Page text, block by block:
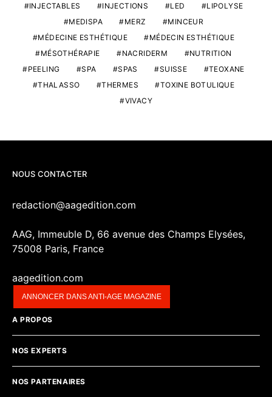
INJECTABLES
INJECTIONS LED
LIPOLYSE
MEDISPA
MERZ
MINCEUR
MÉDECINE ESTHÉTIQUE
MÉDECIN ESTHÉTIQUE
MÉSOTHÉRAPIE
NACRIDERM
NUTRITION
PEELING
SPA SPAS SUISSE
TEOXANE
THALASSO
THERMES
TOXINE BOTULIQUE
VIVACY
NOUS CONTACTER
redaction@aagedition.com
AAG, Immeuble D, 66 avenue des Champs Elysées,
75008 Paris, France
aagedition.com
ANNONCER DANS ANTI-AGE MAGAZINE
A PROPOS
NOS EXPERTS
NOS PARTENAIRES